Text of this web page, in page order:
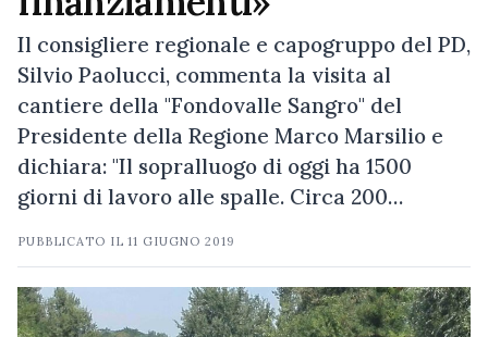
Il consigliere regionale e capogruppo del PD,
Silvio Paolucci, commenta la visita al
cantiere della "Fondovalle Sangro" del
Presidente della Regione Marco Marsilio e
dichiara: "Il sopralluogo di oggi ha 1500
giorni di lavoro alle spalle. Circa 200…
PUBBLICATO IL11 GIUGNO 2019